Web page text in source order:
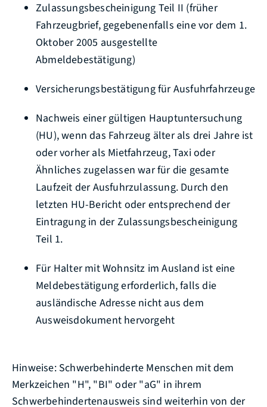
Zulassungsbescheinigung Teil II (früher
Fahrzeugbrief, gegebenenfalls eine vor dem 1.
Oktober 2005 ausgestellte
Abmeldebestätigung)
Versicherungsbestätigung für Ausfuhrfahrzeuge
Nachweis einer gültigen Hauptuntersuchung
(HU), wenn das Fahrzeug älter als drei Jahre ist
oder vorher als Mietfahrzeug, Taxi oder
Ähnliches zugelassen war für die gesamte
Laufzeit der Ausfuhrzulassung. Durch den
letzten HU-Bericht oder entsprechend der
Eintragung in der Zulassungsbescheinigung
Teil 1.
Für Halter mit Wohnsitz im Ausland ist eine
Meldebestätigung erforderlich, falls die
ausländische Adresse nicht aus dem
Ausweisdokument hervorgeht
Hinweise: Schwerbehinderte Menschen mit dem
Merkzeichen "H", "BI" oder "aG" in ihrem
Schwerbehindertenausweis sind weiterhin von der